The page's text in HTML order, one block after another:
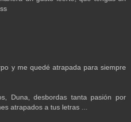
y me quedé atrapada para siempre
Duna, desbordas tanta pasión por
atrapados a tus letras ...